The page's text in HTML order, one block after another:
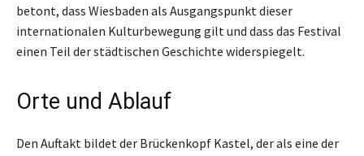
betont, dass Wiesbaden als Ausgangspunkt dieser
internationalen Kulturbewegung gilt und dass das Festival
einen Teil der städtischen Geschichte widerspiegelt.
Orte und Ablauf
Den Auftakt bildet der Brückenkopf Kastel, der als eine der